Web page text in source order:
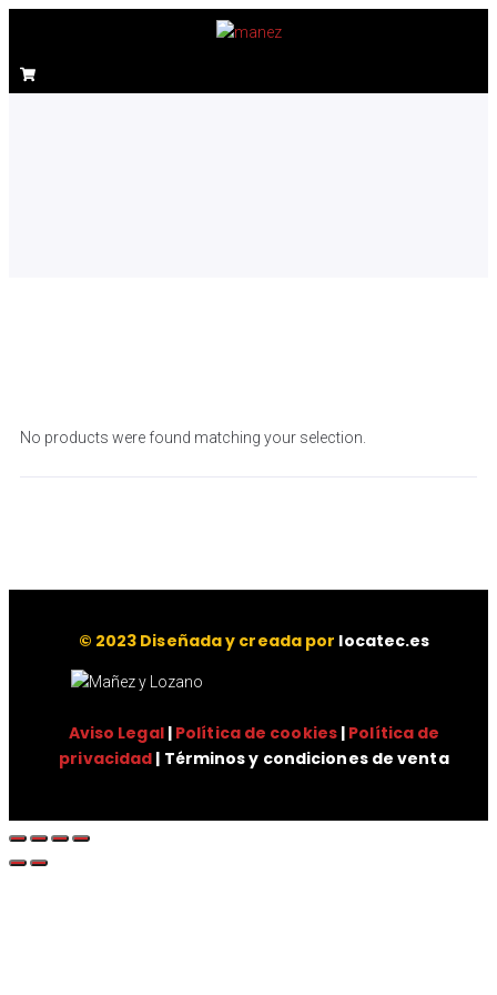
No products were found matching your selection.
© 2023 Diseñada y creada por locatec.es
Aviso Legal| Política de cookies| Política de
privacidad | Términos y condiciones de venta